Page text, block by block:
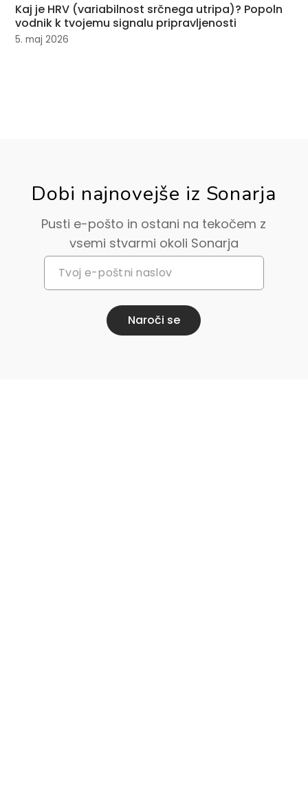
Kaj je HRV (variabilnost srčnega utripa)? Popoln
vodnik k tvojemu signalu pripravljenosti
5. maj 2026
Dobi najnovejše iz Sonarja
Pusti e-pošto in ostani na tekočem z
vsemi stvarmi okoli Sonarja
Naroči se